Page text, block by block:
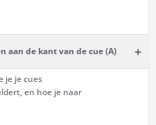
aan de kant van de cue (A) +
je je cues
en hoe je naar